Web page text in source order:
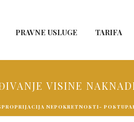
PRAVNE USLUGE TARIFA
VISINE
NEPOKRETNOSTI-